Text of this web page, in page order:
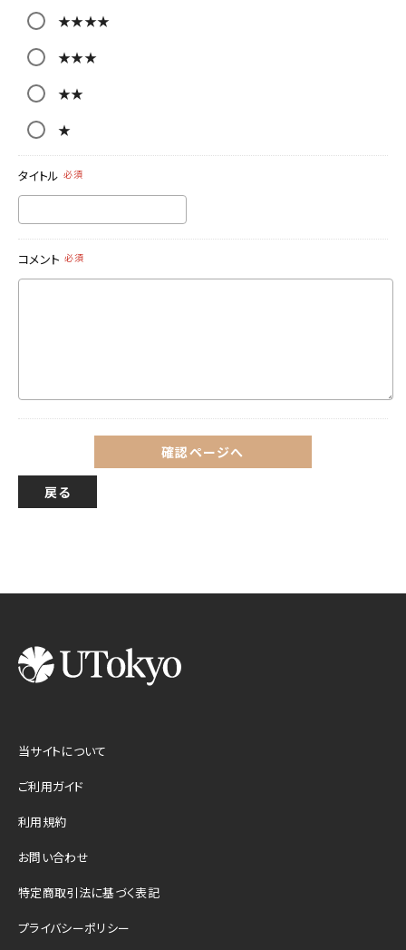
★★★★
★★★
★★
★
タイトル 必須
コメント 必須
確認ページへ
戻る
当サイトについて
ご利用ガイド
利用規約
お問い合わせ
特定商取引法に基づく表記
プライバシーポリシー